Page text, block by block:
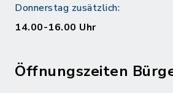
Donnerstag zusätzlich:
14.00-16.00 Uhr
Öffnungszeiten